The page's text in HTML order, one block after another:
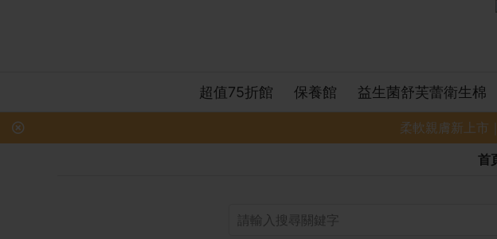
超值75折館 保養館 益生菌舒芙蕾衛生棉
柔軟親膚新上市
首